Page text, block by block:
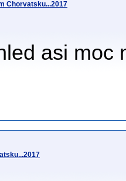
Chorvatsku...2017
asi moc